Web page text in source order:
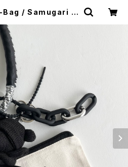
Bag / Samugari B
blue